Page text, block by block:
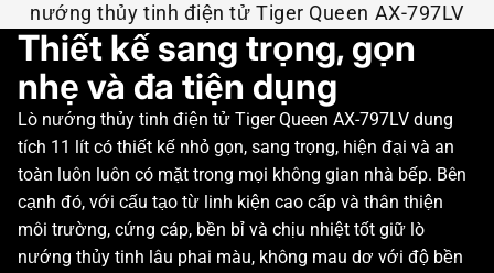
nướng thủy tinh điện tử Tiger Queen AX-797LV
Thiết kế sang trọng, gọn
nhẹ và đa tiện dụng
Lò nướng thủy tinh điện tử Tiger Queen AX-797LV dung
tích 11 lít có thiết kế nhỏ gọn, sang trọng, hiện đại và an
toàn luôn luôn có mặt trong mọi không gian nhà bếp. Bên
cạnh đó, với cấu tạo từ linh kiện cao cấp và thân thiện
môi trường, cứng cáp, bền bỉ và chịu nhiệt tốt giữ lò
nướng thủy tinh lâu phai màu, không mau dơ với độ bền